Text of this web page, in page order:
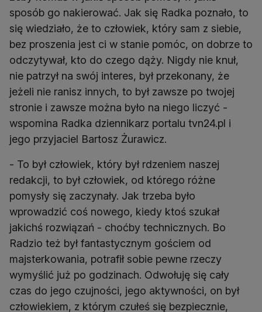
sposób go nakierować. Jak się Radka poznało, to
się wiedziało, że to człowiek, który sam z siebie,
bez proszenia jest ci w stanie pomóc, on dobrze to
odczytywał, kto do czego dąży. Nigdy nie knuł,
nie patrzył na swój interes, był przekonany, że
jeżeli nie ranisz innych, to był zawsze po twojej
stronie i zawsze można było na niego liczyć -
wspomina Radka dziennikarz portalu tvn24.pl i
jego przyjaciel Bartosz Żurawicz.
- To był człowiek, który był rdzeniem naszej
redakcji, to był człowiek, od którego różne
pomysły się zaczynały. Jak trzeba było
wprowadzić coś nowego, kiedy ktoś szukał
jakichś rozwiązań - choćby technicznych. Bo
Radzio też był fantastycznym gościem od
majsterkowania, potrafił sobie pewne rzeczy
wymyślić już po godzinach. Odwołuję się cały
czas do jego czujności, jego aktywności, on był
człowiekiem, z którym czułeś się bezpiecznie,